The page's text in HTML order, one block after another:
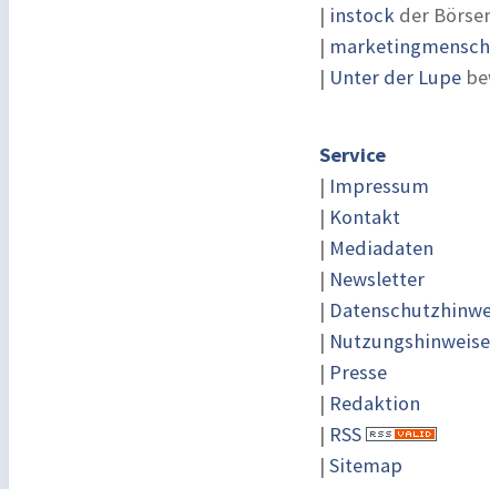
| instock der
|
| Unter der Lupe
Service
| Impressum
| Kontakt
| Mediadaten
| Newsletter
|
| Nutzungshinweise
| Presse
| Redaktion
| RSS
| Sitemap